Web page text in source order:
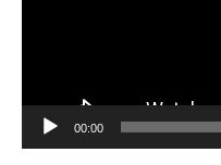
00:00